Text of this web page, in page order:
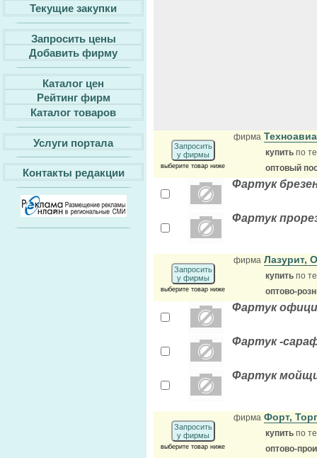
Текущие закупки
Запросить цены
Добавить фирму
Каталог цен
Рейтинг фирм
Каталог товаров
Услуги портала
Контакты редакции
Запросить
у фирмы
выберите товар ниже
фирма
купить по
оптовый
Фартук
Фартук
Запросить
у фирмы
выберите товар ниже
фирма Лазурит,
купить по
оптово-
Фартук
Фартук -
Фартук
Запросить
у фирмы
выберите товар ниже
фирма Форт,
купить по
оптово-